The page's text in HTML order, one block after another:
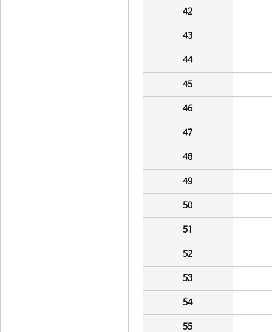
42
43
44
45
46
47
48
49
50
51
52
53
54
55